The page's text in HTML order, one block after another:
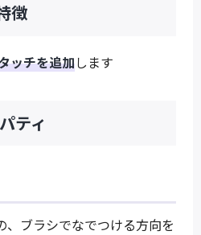
徴
ッチを追加します
ティ
、ブラシでなでつける方向を